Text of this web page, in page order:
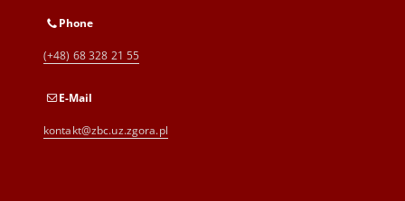
Phone
(+48) 68 328 21 55
E-Mail
kontakt@zbc.uz.zgora.pl